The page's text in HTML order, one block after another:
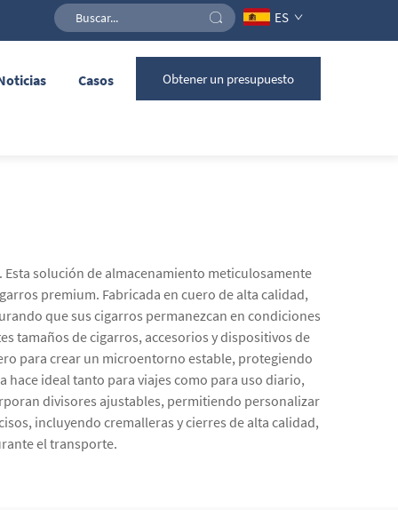
ES
Casos Obtener un presupuesto
solución de almacenamiento meticulosamente
premium. Fabricada en cuero de alta calidad,
que sus cigarros permanezcan en condiciones
tamaños de cigarros, accesorios y dispositivos de
para crear un microentorno estable, protegiendo
ideal tanto para viajes como para uso diario,
divisores ajustables, permitiendo personalizar
incluyendo cremalleras y cierres de alta calidad,
el transporte.